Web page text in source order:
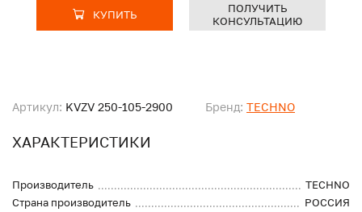
Артикул: KVZV 250-105-2900 Бренд: TECHNO
ХАРАКТЕРИСТИКИ
Производитель
TECHNO
Страна производитель
РОССИЯ
КУПИТЬ
ПОЛУЧИТЬ
КОНСУЛЬТАЦИЮ